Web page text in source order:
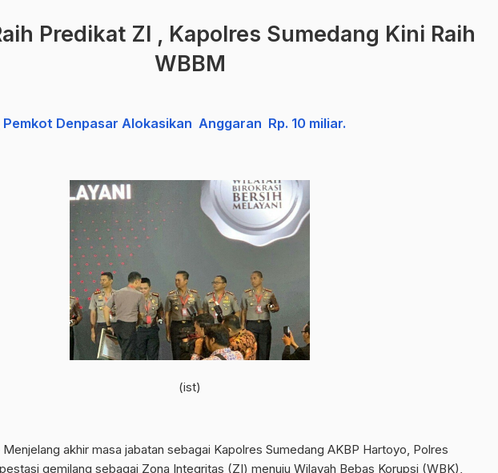
Predikat ZI , Kapolres Sumedang Kini Raih
WBBM
Pemkot Denpasar Alokasikan Anggaran Rp. 10 miliar.
(ist)
Menjelang akhir masa jabatan sebagai Kapolres Sumedang AKBP Hartoyo, Polres
gemilang sebagai Zona Integritas (ZI) menuju Wilayah Bebas Korupsi (WBK),